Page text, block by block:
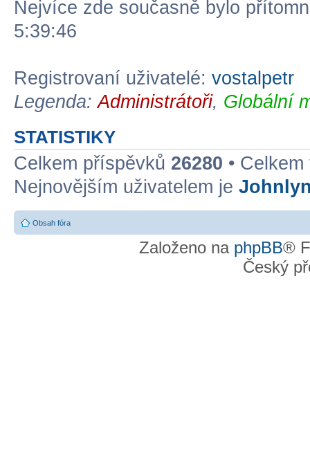
Nejvíce zde současně bylo
5:39:46
Registrovaní uživatelé: vostalpetr
Legenda:Administrátoři, Globální
STATISTIKY
Celkem příspěvků 26280 •
Nejnovějším uživatelem je
Obsah fóra
Založeno na phpBB®
Český